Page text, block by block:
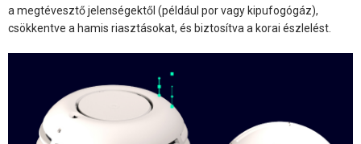
a megtévesztő jelenségektől (például por vagy kipufogógáz),
csökkentve a hamis riasztásokat, és biztosítva a korai észlelést.